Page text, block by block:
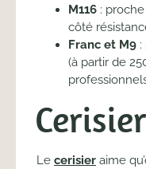
M116 :
côté
Franc et M9
(à partir de
Le cerisier aime